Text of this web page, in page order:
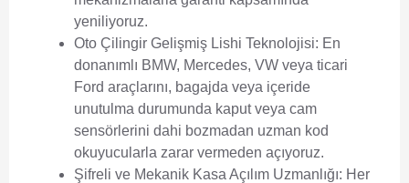
yeniliyoruz.
Oto Çilingir Gelişmiş Lishi Teknolojisi: En
donanımlı BMW, Mercedes, VW veya ticari
Ford araçlarını, bagajda veya içeride
unutulma durumunda kaput veya cam
sensörlerini dahi bozmadan uzman kod
okuyucularla zarar vermeden açıyoruz.
Şifreli ve Mekanik Kasa Açılım Uzmanlığı: Her